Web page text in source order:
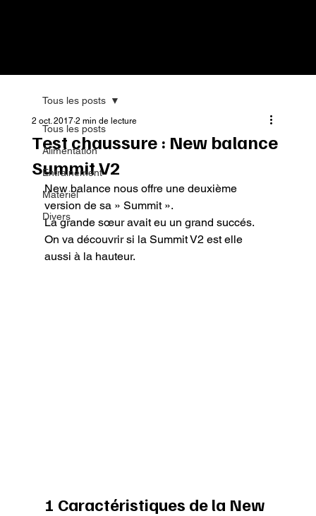
Tous les posts
Alimentation
Entrainement
Matériel
Divers
Tous les posts
Test chaussure : New balance
Summit V2
2 oct. 2017 2 min de lecture
New balance nous offre une deuxième
version de sa » Summit ».
La grande sœur avait eu un grand succés.
On va découvrir si la Summit V2 est elle
aussi à la hauteur.
1 Caractéristiques de la New